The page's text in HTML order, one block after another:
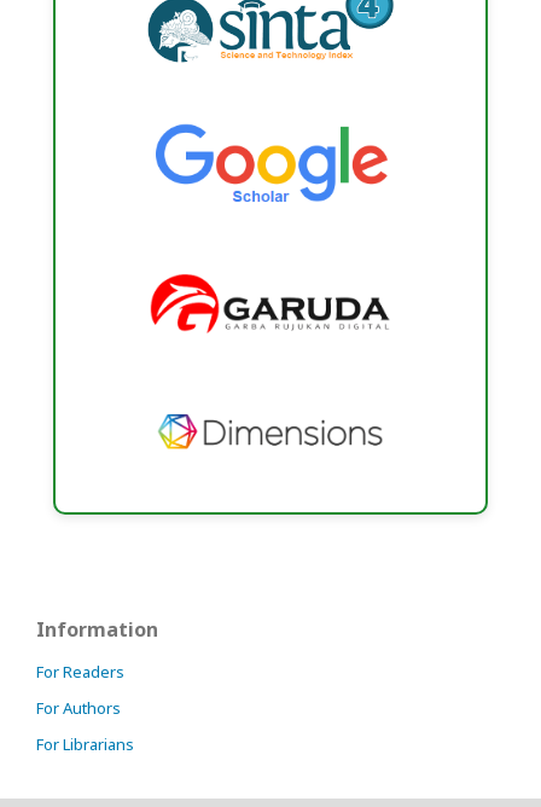
Information
For Readers
For Authors
For Librarians